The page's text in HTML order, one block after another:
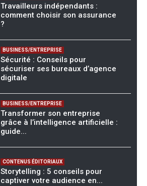
Travailleurs indépendants :
comment choisir son assurance
?
BUSINESS/ENTREPRISE
Sécurité : Conseils pour
sécuriser ses bureaux d’agence
digitale
BUSINESS/ENTREPRISE
Transformer son entreprise
grâce à l’intelligence artificielle :
guide...
CONTENUS ÉDITORIAUX
Storytelling : 5 conseils pour
captiver votre audience en...